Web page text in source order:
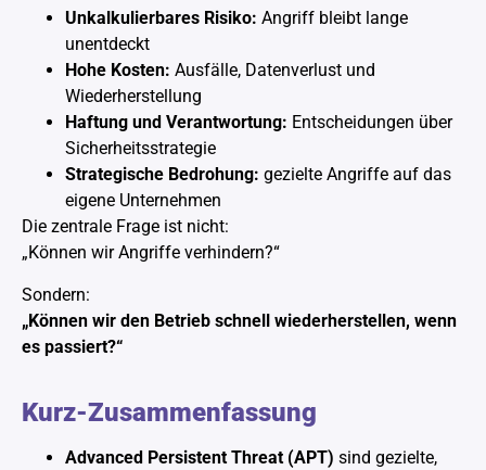
Unkalkulierbares Risiko: Angriff bleibt lange
unentdeckt
Hohe Kosten: Ausfälle, Datenverlust und
Wiederherstellung
Haftung und Verantwortung: Entscheidungen über
Sicherheitsstrategie
Strategische Bedrohung: gezielte Angriffe auf das
eigene Unternehmen
Die zentrale Frage ist nicht:
„Können wir Angriffe verhindern?“
Sondern:
„Können wir den Betrieb schnell wiederherstellen, wenn
es passiert?“
Kurz-Zusammenfassung
Advanced Persistent Threat (APT) sind gezielte,